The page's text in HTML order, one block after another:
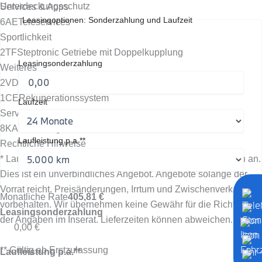
Services & Apps
6AETeleservices
Sportlichkeit
2TFSteptronic Getriebe mit Doppelkupplung
Weiteres
2VD Reifenpannenset Plus
1CERekuperationssystem
Service & Gewährleistung **
8KA
Rechtliche Hinweise
* Laufzeitgebundener Dienst, evtl. fallen zusätzliche Kosten an.
Dies ist ein unverbindliches Angebot. Angebote solange der
Vorrat reicht. Preisänderungen, Irrtum und Zwischenverkauf
vorbehalten. Wir übernehmen keine Gewähr für die Richtigkeit
der Angaben im Inserat. Lieferzeiten können abweichen.
** Gültig ab Erstzulassung
Unterdeckungsschutz
Leasingoptionen: Sonderzahlung und Laufzeit
Leasingsonderzahlung
Laufzeit
Laufleistung p.a.**
Monatliche Rate405,81 €
Leasingsonderzahlung
0,00 €
Laufleistung p.a.**